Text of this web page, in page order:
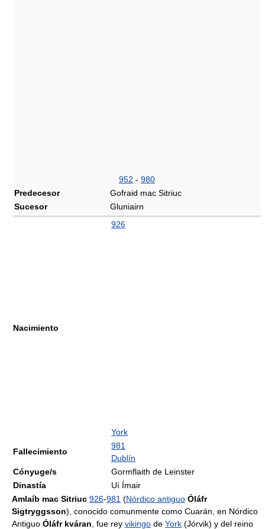
952 - 980
Predecesor
Gofraid mac Sitriuc
Sucesor
Gluniairn
Nacimiento
926
York
Fallecimiento
981
Dublín
Cónyuge/s
Gormflaith de Leinster
Dinastía
Uí Ímair
Amlaíb mac Sitriuc 926-981 (Nórdico antiguo Óláfr
Sigtryggsson), conocido comunmente como Cuarán, en Nórdico
Antiguo Óláfr kváran , fue rey vikingo de York (Jórvik) y del reino